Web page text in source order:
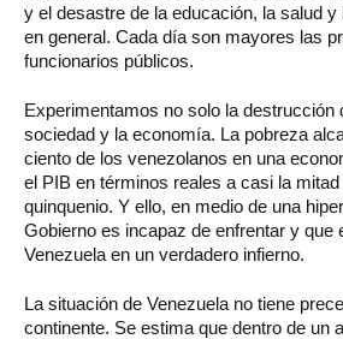
y el desastre de la educación, la salud
en general. Cada día son mayores las
funcionarios públicos.
Experimentamos no solo la destrucción
sociedad y la economía. La pobreza
ciento de los venezolanos en una
el PIB en términos reales a casi la
quinquenio. Y ello, en medio de una
Gobierno es incapaz de enfrentar y que
Venezuela en un verdadero infierno.
La situación de Venezuela no tiene
continente. Se estima que dentro de un